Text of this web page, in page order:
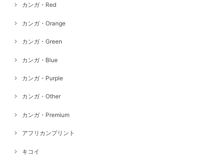
カンガ・Red
カンガ・Orange
カンガ・Green
カンガ・Blue
カンガ・Purple
カンガ・Other
カンガ・Premium
アフリカンプリント
キコイ